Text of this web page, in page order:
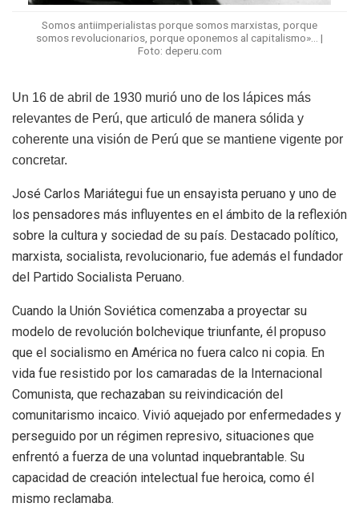
Somos antiimperialistas porque somos marxistas, porque
somos revolucionarios, porque oponemos al capitalismo»… |
Foto: deperu.com
Un 16 de abril de 1930 murió uno de los lápices más
relevantes de Perú, que articuló de manera sólida y
coherente una visión de Perú que se mantiene vigente por
concretar.
José Carlos Mariátegui fue un ensayista peruano y uno de
los pensadores más influyentes en el ámbito de la reflexión
sobre la cultura y sociedad de su país. Destacado político,
marxista, socialista, revolucionario, fue además el fundador
del Partido Socialista Peruano.
Cuando la Unión Soviética comenzaba a proyectar su
modelo de revolución bolchevique triunfante, él propuso
que el socialismo en América no fuera calco ni copia. En
vida fue resistido por los camaradas de la Internacional
Comunista, que rechazaban su reivindicación del
comunitarismo incaico. Vivió aquejado por enfermedades y
perseguido por un régimen represivo, situaciones que
enfrentó a fuerza de una voluntad inquebrantable. Su
capacidad de creación intelectual fue heroica, como él
mismo reclamaba.